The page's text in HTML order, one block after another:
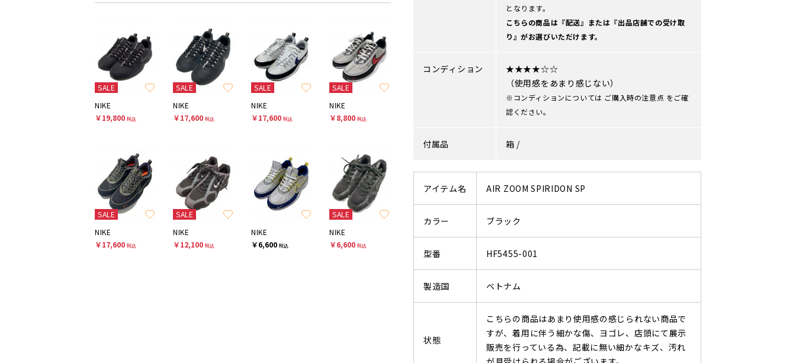
SALE
NIKE
￥19,800 税込
SALE
NIKE
￥17,600 税込
SALE
NIKE
￥17,600 税込
SALE
NIKE
￥8,800 税込
SALE
NIKE
￥17,600 税込
SALE
NIKE
￥12,100 税込
NIKE
￥6,600 税込
SALE
NIKE
￥6,600 税込
となります。
こちらの商品は『配送』または『出品店舗での受け取
り』がお選びいただけます。
コンディション
★★★★☆☆
（使用感をあまり感じない）
※コンディションについては ご購入時の注意点 をご確
認ください。
付属品 箱 /
アイテム名 AIR ZOOM SPIRIDON SP
カラー ブラック
型番 HF5455-001
製造国 ベトナム
状態
こちらの商品はあまり使用感の感じられない商品で
すが、着用に伴う細かな傷、ヨゴレ、店頭にて展示
販売を行っている為、記載に無い細かなキズ、汚れ